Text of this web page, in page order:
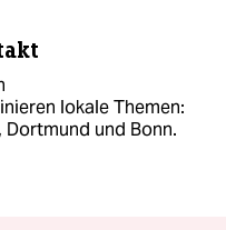
lokale Themen:
und Bonn.